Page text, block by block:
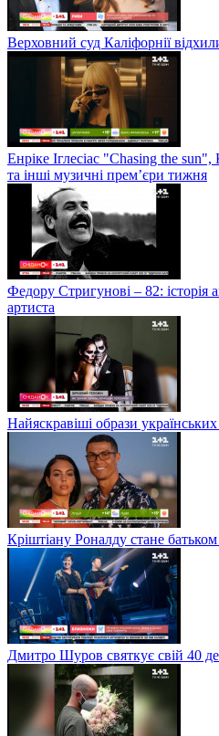
Верховний суд Каліфорнії
Енріке Іглесіас "Chasing the
та інші музичні прем’єри тижня
Федору Стригунові – 82: історія
артиста
Найяскравіші образи
Кріштіану Роналду стане
Дмитро Шуров святкує свій 40